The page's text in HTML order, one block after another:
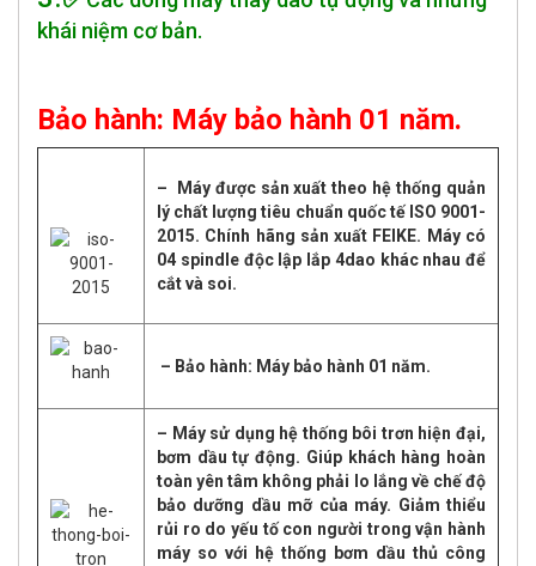
khái niệm cơ bản.
Bảo hành: Máy bảo hành 01 năm.
– Máy được sản xuất theo hệ thống quản
lý chất lượng tiêu chuẩn quốc tế ISO 9001-
2015. Chính hãng sản xuất FEIKE. Máy có
04 spindle độc lập lắp 4dao khác nhau để
cắt và soi.
– Bảo hành: Máy bảo hành 01 năm.
– Máy sử dụng hệ thống bôi trơn hiện đại,
bơm dầu tự động. Giúp khách hàng hoàn
toàn yên tâm không phải lo lắng về chế độ
bảo dưỡng dầu mỡ của máy. Giảm thiểu
rủi ro do yếu tố con người trong vận hành
máy so với hệ thống bơm dầu thủ công